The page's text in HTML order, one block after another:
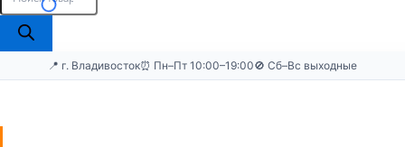
📍 г. Владивосток⏰ Пн–Пт 10:00–19:00🚫 Сб–Вс выходные